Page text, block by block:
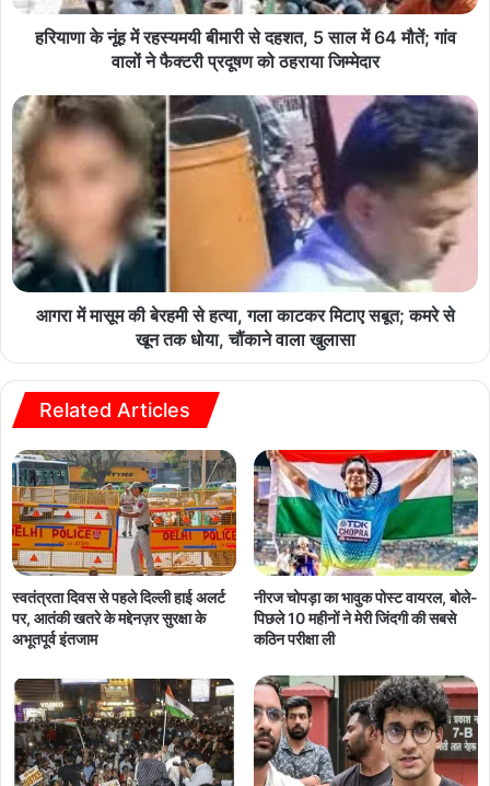
हरियाणा के नूंह में रहस्यमयी बीमारी से दहशत, 5 साल में 64 मौतें; गांव
वालों ने फैक्टरी प्रदूषण को ठहराया जिम्मेदार
आगरा में मासूम की बेरहमी से हत्या, गला काटकर मिटाए सबूत; कमरे से
खून तक धोया, चौंकाने वाला खुलासा
Related Articles
स्वतंत्रता दिवस से पहले दिल्ली हाई अलर्ट
पर, आतंकी खतरे के मद्देनज़र सुरक्षा के
अभूतपूर्व इंतजाम
नीरज चोपड़ा का भावुक पोस्ट वायरल, बोले-
पिछले 10 महीनों ने मेरी जिंदगी की सबसे
कठिन परीक्षा ली